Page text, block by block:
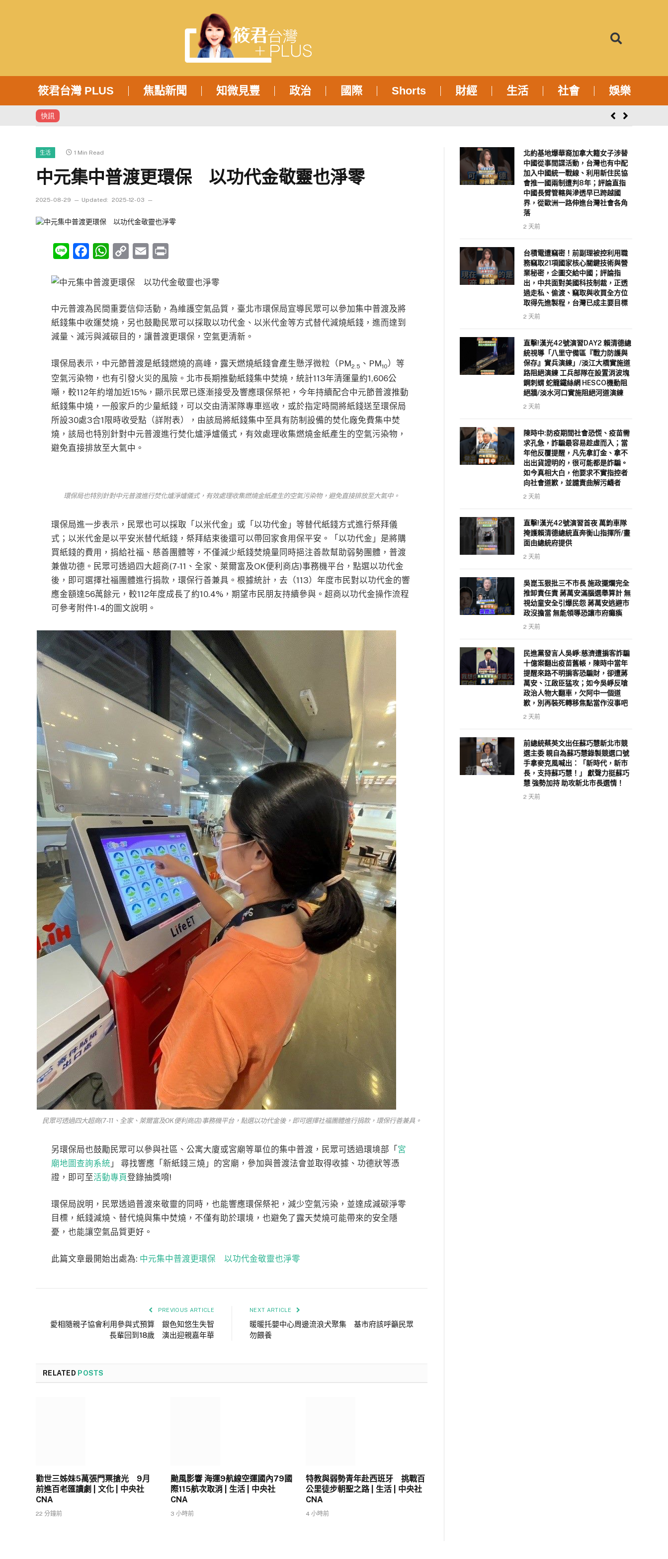
筱君台灣 PLUS 焦點新聞 知微見豐 政治 國際 Shorts 財經 生活 社會 娛樂
快訊
生活 1 Min Read
中元集中普渡更環保 以功代金敬靈也淨零
2025-08-29 Updated: 2025-12-03
LineFacebook
WhatsApp
CopyEmail
中元普渡為民間重要信仰活動，為維護空氣品質，臺北市環保局宣導民眾可以參加集中普渡及將
紙錢集中收運焚燒，另也鼓勵民眾可以採取以功代金、以米代金等方式替代減燒紙錢，進而達到
減量、減污與減碳目的，讓普渡更環保，空氣更清新。
環保局表示，中元節普渡是紙錢燃燒的高峰，露天燃燒紙錢會產生懸浮微粒（PM2.5 、PM10）等
空氣污染物，也有引發火災的風險。北市長期推動紙錢集中焚燒，統計113年清運量約1,606公
噸，較112年約增加近15%，顯示民眾已逐漸接受及響應環保祭祀，今年持續配合中元節普渡推動
紙錢集中燒，一般家戶的少量紙錢，可以交由清潔隊專車巡收，或於指定時間將紙錢送至環保局
所設30處3合1限時收受點（詳附表），由該局將紙錢集中至具有防制設備的焚化廠免費集中焚
燒，該局也特別針對中元普渡進行焚化爐淨爐儀式，有效處理收集燃燒金紙產生的空氣污染物，
避免直接排放至大氣中。
環保局也特別針對中元普渡進行焚化爐淨爐儀式，有效處理收集燃燒金紙產生的空氣污染物，避免直接排放至大氣中。
環保局進一步表示，民眾也可以採取「以米代金」或「以功代金」等替代紙錢方式進行祭拜儀
式；以米代金是以平安米替代紙錢，祭拜結束後還可以帶回家食用保平安。「以功代金」是將購
買紙錢的費用，捐給社福、慈善團體等，不僅減少紙錢焚燒量同時挹注善款幫助弱勢團體，普渡
兼做功德。民眾可透過四大超商(7-11、全家、萊爾富及OK便利商店)事務機平台，點選以功代金
後，即可選擇社福團體進行捐款，環保行善兼具。根據統計，去（113）年度市民對以功代金的響
應金額達56萬餘元，較112年度成長了約10.4%，期望市民朋友持續參與。超商以功代金操作流程
可參考附件1-4的圖文說明。
民眾可透過四大超商(7-11、全家、萊爾富及OK便利商店)事務機平台，點選以功代金後，即可選擇社福團體進行捐款，環保行善兼具。
另環保局也鼓勵民眾可以參與社區、公寓大廈或宮廟等單位的集中普渡，民眾可透過環境部「 宮
廟地圖查詢系統 」
尋找響應「新紙錢三燒」的宮廟，參加與普渡法會並取得收據、功德狀等憑
證，即可至活動專頁登錄抽獎唷!
環保局說明，民眾透過普渡來敬靈的同時，也能響應環保祭祀，減少空氣污染，並達成減碳淨零
目標，紙錢減燒、替代燒與集中焚燒，不僅有助於環境，也避免了露天焚燒可能帶來的安全隱
憂，也能讓空氣品質更好。
此篇文章最開始出處為: 中元集中普渡更環保 以功代金敬靈也淨零
PREVIOUS ARTICLE
愛相隨親子協會利用參與式預算 銀色知悠生失智
長輩回到18歲 演出迎親嘉年華
NEXT ARTICLE
暖暖托嬰中心周邊流浪犬聚集 基市府該呼籲民眾
勿餵養
RELATED POSTS
勸世三姊妹5萬張門票搶光 9月
前進百老匯讀劇 | 文化 | 中央社
CNA
22 分鐘前
颱風影響 海運9航線空運國內79國
際115航次取消 | 生活 | 中央社
CNA
3 小時前
特教與弱勢青年赴西班牙 挑戰百
公里徒步朝聖之路 | 生活 | 中央社
CNA
4 小時前
北約基地爆華裔加拿大籍女子涉替
中國從事間諜活動，台灣也有中配
加入中國統一戰線、利用新住民協
會推一國兩制遭判8年；評論直指
中國長臂管轄與滲透早已跨越國
界，從歐洲一路伸進台灣社會各角
落
2 天前
台積電遭竊密！前副理被控利用職
務竊取21項國家核心關鍵技術與營
業秘密，企圖交給中國；評論指
出，中共面對美國科技制裁，正透
過走私、偷渡、竊取與收買全方位
取得先進製程，台灣已成主要目標
2 天前
直擊!漢光42號演習DAY2 賴清德總
統視導「八里守備區『戰力防護與
保存』實兵演練」/淡江大橋實施道
路阻絕演練 工兵部隊在設置消波塊
鋼刺蝟 蛇籠鐵絲網 HESCO機動阻
絕牆/淡水河口實施阻絕河道演練
2 天前
陳時中:防疫期間社會恐慌、疫苗需
求孔急，詐騙最容易趁虛而入；當
年他反覆提醒，凡先拿訂金、拿不
出出貨證明的，很可能都是詐騙。
如今真相大白，他要求不實指控者
向社會道歉，並譴責曲解污衊者
2 天前
直擊!漢光42號演習首夜 萬鈞車隊
掩護賴清德總統直奔衡山指揮所/畫
面由總統府提供
2 天前
吳崑玉狠批三不市長 施政擺爛完全
推卸責任責 蔣萬安滿腦選舉算計 無
視幼童安全引爆民怨 蔣萬安逃避市
政沒擔當 無能領導恐讓市府癱瘓
2 天前
民進黨發言人吳崢:慈濟遭掮客詐騙
十億案翻出疫苗舊帳，陳時中當年
提醒來路不明掮客恐騙財，卻遭蔣
萬安、江啟臣猛攻；如今吳崢反嗆
政治人物大翻車，欠阿中一個道
歉，別再裝死轉移焦點當作沒事吧
2 天前
前總統蔡英文出任蘇巧慧新北市競
選主委 親自為蘇巧慧錄製競選口號
手拿麥克風喊出：「新時代，新市
長，支持蘇巧慧！」 獻聲力挺蘇巧
慧 強勢加持 助攻新北市長選情！
2 天前